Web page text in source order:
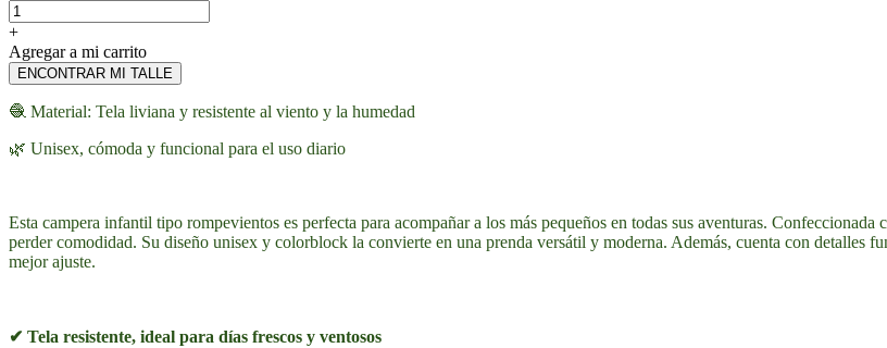
+
Agregar a mi carrito
ENCONTRAR MI TALLE
🧶 Material: Tela liviana y resistente al viento y la humedad
🌿 Unisex, cómoda y funcional para el uso diario
Esta campera infantil tipo rompevientos es perfecta para acompañar a los más pequeños en todas sus aventuras.
perder comodidad. Su diseño unisex y colorblock la convierte en una prenda versátil y moderna. Además, cuenta con detalles
mejor ajuste.
✔ Tela resistente, ideal para días frescos y ventosos